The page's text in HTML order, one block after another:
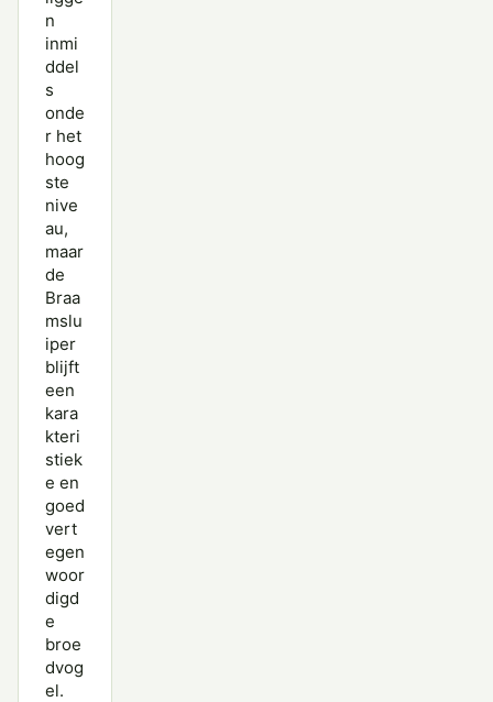
n
inmi
ddel
s
onde
r het
hoog
ste
nive
au,
maar
de
Braa
mslu
iper
blijft
een
kara
kteri
stiek
e en
goed
vert
egen
woor
digd
e
broe
dvog
el.